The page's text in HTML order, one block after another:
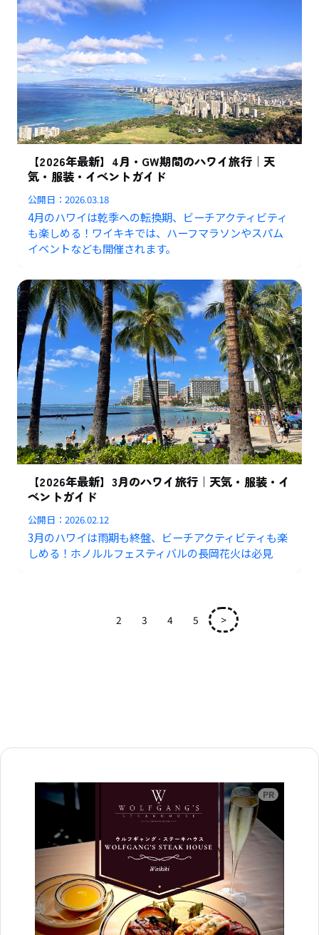
【2026年最新】4月・GW期間のハワイ旅行｜天
気・服装・イベントガイド
公開日：2026.03.18
4月のハワイは乾季への転換期、ビーチアクティビティ
も楽しめる！ワイキキでは、ハーフマラソンやスパム
イベントなども開催されます。
【2026年最新】3月のハワイ旅行｜天気・服装・イ
ベントガイド
公開日：2026.02.12
3月のハワイは雨期も終盤、ビーチアクティビティも楽
しめる！ホノルルフェスティバルの長岡花火は必見
2 3 4 5 >
広告